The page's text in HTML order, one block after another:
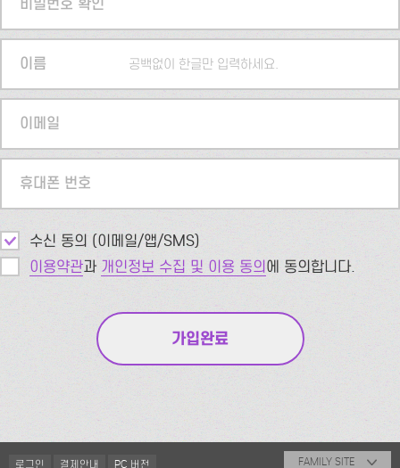
비밀번호 확인
이름 공백없이 한글만 입력하세요.
이메일
휴대폰 번호
수신 동의 (이메일/앱/SMS)
이용약관과 개인정보 수집 및 이용 동의에 동의합니다.
로그인 결제안내 PC 버전 FAMILY SITE